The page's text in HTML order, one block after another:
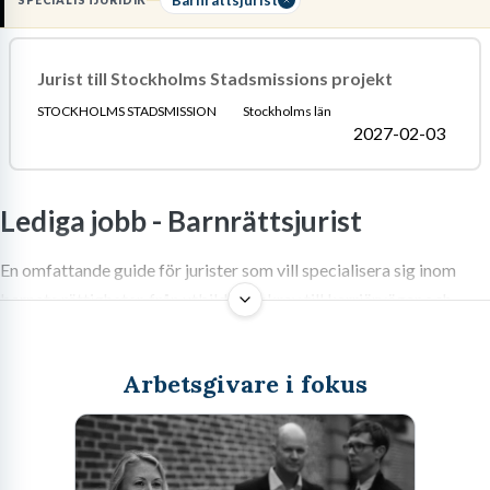
migrationsrätt, då du dagligen navigerar mellan lagtext och
Läs mer om yrket:
Löneguide Arbetsuppgifter Utbildningsguide
Jurist till Stockholms Stadsmissions projekt
STOCKHOLMS STADSMISSION Stockholms län
2027-02-03
Lediga jobb - Barnrättsjurist
En omfattande guide för jurister som vill specialisera sig inom
barnets rättigheter, från utbildningskrav till karriärvägar och
Sök jobb som barnrättsjurist
Arbetsgivare i fokus